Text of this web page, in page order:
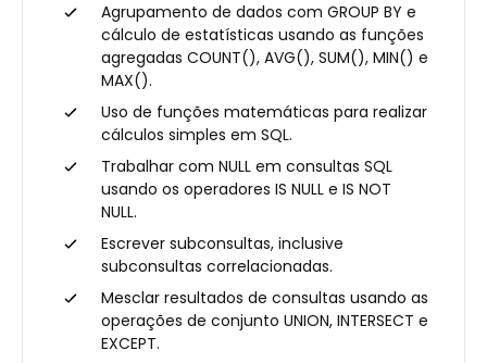
Agrupamento de dados com GROUP BY e
cálculo de estatísticas usando as funções
agregadas COUNT(), AVG(), SUM(), MIN() e
MAX().
Uso de funções matemáticas para realizar
cálculos simples em SQL.
Trabalhar com NULL em consultas SQL
usando os operadores IS NULL e IS NOT
NULL.
Escrever subconsultas, inclusive
subconsultas correlacionadas.
Mesclar resultados de consultas usando as
operações de conjunto UNION, INTERSECT e
EXCEPT.